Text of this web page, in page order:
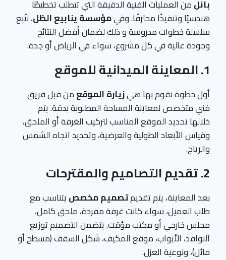
بانلمن العمليات الفنية الدقيقة التي تتطلب تخطيطًا
هندسيًا وتنفيذًا محترفًا. وفيمؤسسة ينابيع الظل، نتّبع
سلسلة خطوات مدروسة و ذلك لضمان أفضل النتائج
وجودة عالية في كل مشروع، سواء في الرياض أو جدة.
1. المعاينة الميدانية للموقع
أول خطوة نقوم بها هيزيارة الموقعمن قبل فريق
فني متخصص لمعاينة المساحة المطلوبة بدقة. يتم
خلالها تحديد الموقع المناسب لتركيب الغرفة أو الملحق،
وقياس الأبعاد الطولية والعرضية، وتحديد اتجاه الشمس
والرياح.
2. تقديم التصاميم والمقترحات
بعد المعاينة، يتم تقديمتصميم مخصصيتناسب مع
طلب العميل، سواء كانت غرفة مفردة، ملحق كامل،
مجلس خارجي أو مكتب مؤقت. يتضمن التصميم توزيع
النوافذ، الأبواب، موقع المكيف، شكل السقف (مسطح أو
مائل)، ونوعية العزل.